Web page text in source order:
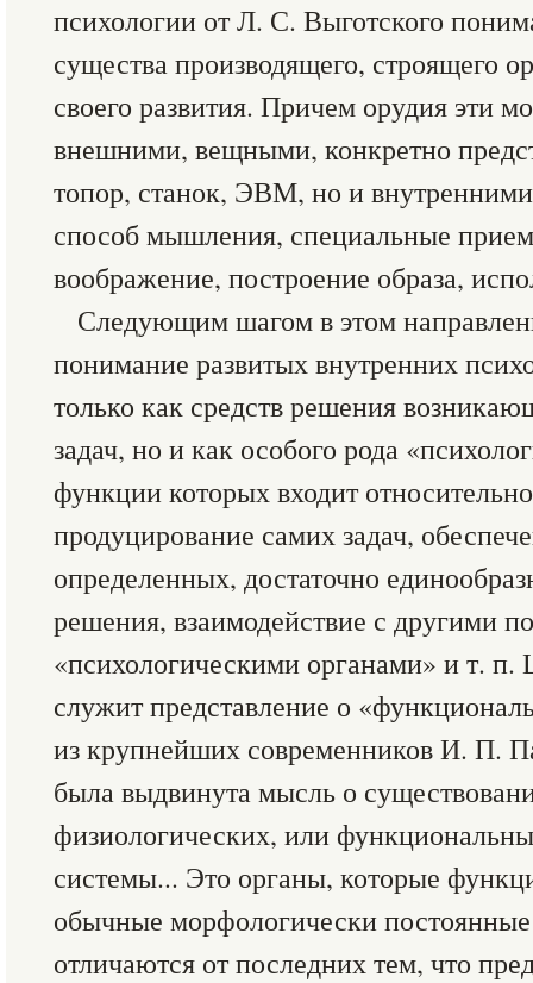
психологии от Л. С. Выготского
существа производящего, строящего
своего развития. Причем орудия эти
внешними, вещными, конкретно
топор, станок, ЭВМ, но и
способ мышления, специальные
воображение, построение образа,
Следующим шагом в этом
понимание развитых внутренних
только как средств решения
задач, но и как особого рода
функции которых входит
продуцирование самих задач,
определенных, достаточно
решения, взаимодействие с другими
«психологическими органами» и т. п.
служит представление о
из крупнейших современников И. П.
была выдвинута мысль о
физиологических, или
системы... Это органы, которые
обычные морфологически
отличаются от последних тем, что